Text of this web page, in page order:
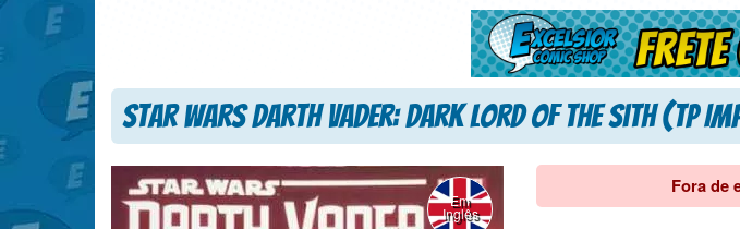
Star Wars Darth Vader: Dark Lord of the Sith (TP
Em
Inglês
Fora de